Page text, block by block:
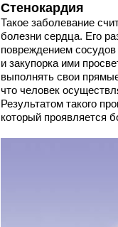
Стенокардия
Такое заболевание
болезни сердца. Его
повреждением сосудов
и закупорка ими
выполнять свои
что человек
Результатом такого
который проявляется